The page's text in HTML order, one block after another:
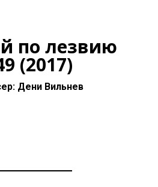
по лезвию
(2017)
Дени Вильнев